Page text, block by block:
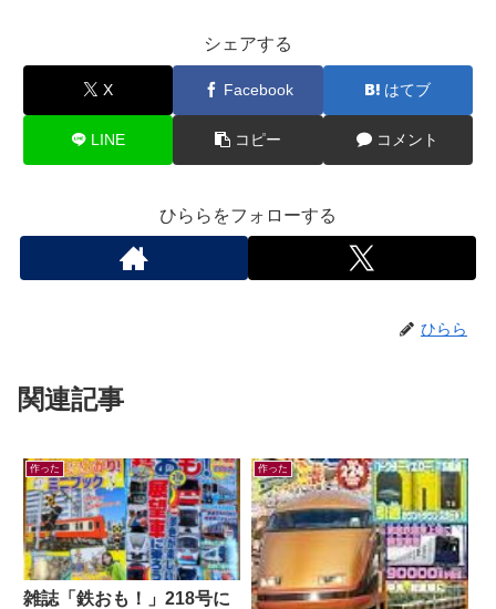
シェアする
X Facebook はてブ
LINE コピー コメント
ひららをフォローする
ひらら
関連記事
作った
雑誌「鉄おも！」218号に
作った